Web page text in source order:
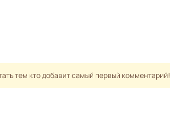
тем кто добавит самый первый комментарий!